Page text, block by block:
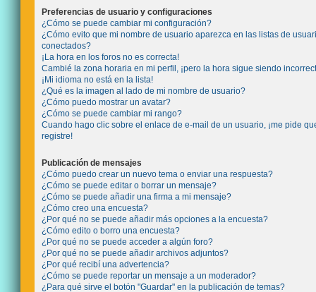
Preferencias de usuario y configuraciones
¿Cómo se puede cambiar mi configuración?
¿Cómo evito que mi nombre de usuario aparezca en las listas de
conectados?
¡La hora en los foros no es correcta!
Cambié la zona horaria en mi perfil, ¡pero la hora sigue siendo
¡Mi idioma no está en la lista!
¿Qué es la imagen al lado de mi nombre de usuario?
¿Cómo puedo mostrar un avatar?
¿Cómo se puede cambiar mi rango?
Cuando hago clic sobre el enlace de e-mail de un usuario, ¡me pide
registre!
Publicación de mensajes
¿Cómo puedo crear un nuevo tema o enviar una respuesta?
¿Cómo se puede editar o borrar un mensaje?
¿Cómo se puede añadir una firma a mi mensaje?
¿Cómo creo una encuesta?
¿Por qué no se puede añadir más opciones a la encuesta?
¿Cómo edito o borro una encuesta?
¿Por qué no se puede acceder a algún foro?
¿Por qué no se puede añadir archivos adjuntos?
¿Por qué recibí una advertencia?
¿Cómo se puede reportar un mensaje a un moderador?
¿Para qué sirve el botón "Guardar" en la publicación de temas?